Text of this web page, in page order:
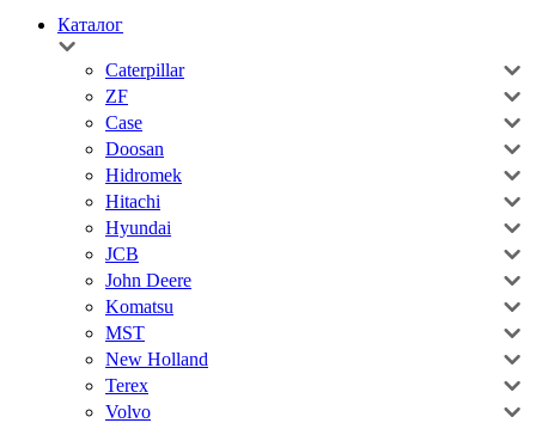
Каталог
Caterpillar
ZF
Case
Doosan
Hidromek
Hitachi
Hyundai
JCB
John Deere
Komatsu
MST
New Holland
Terex
Volvo